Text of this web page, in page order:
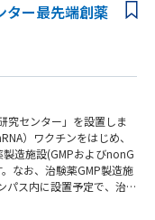
Management: Recruit, tra
resources (ERs), en
development, and p
Sector Managers.
including overtime redu
budget and MOP target
including expenses rel
Re-QR), and continuo
cases, ensuring
ター最先端創薬
究センター」を設置しま
）ワクチンをはじめ、
造施設(GMPおよびnonG
なお、治験薬GMP製造施
パス内に設置予定で、治験
株式会社で行い、本セン